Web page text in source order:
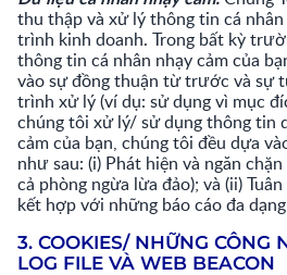
thu thập và xử lý thông tin cá
trình kinh doanh. Trong bất kỳ
thông tin cá nhân nhạy cảm của
vào sự đồng thuận từ trước và sự
trình xử lý (ví dụ: sử dụng vì mục
chúng tôi xử lý/ sử dụng thông tin
cảm của bạn, chúng tôi đều dựa
như sau: (i) Phát hiện và ngăn
cả phòng ngừa lừa đảo); và (ii)
kết hợp với những báo cáo đa
3. COOKIES/ NHỮNG CÔNG
LOG FILE VÀ WEB BEACON